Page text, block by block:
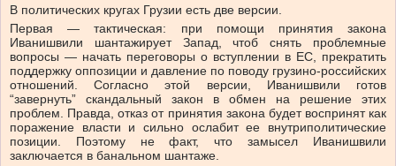
В политических кругах Грузии есть две версии.
Первая — тактическая: при помощи принятия закона
Иванишвили шантажирует Запад, чтоб снять проблемные
вопросы — начать переговоры о вступлении в ЕС, прекратить
поддержку оппозиции и давление по поводу грузино-российских
отношений. Согласно этой версии, Иванишвили готов
“завернуть” скандальный закон в обмен на решение этих
проблем. Правда, отказ от принятия закона будет воспринят как
поражение власти и сильно ослабит ее внутриполитические
позиции. Поэтому не факт, что замысел Иванишвили
заключается в банальном шантаже.